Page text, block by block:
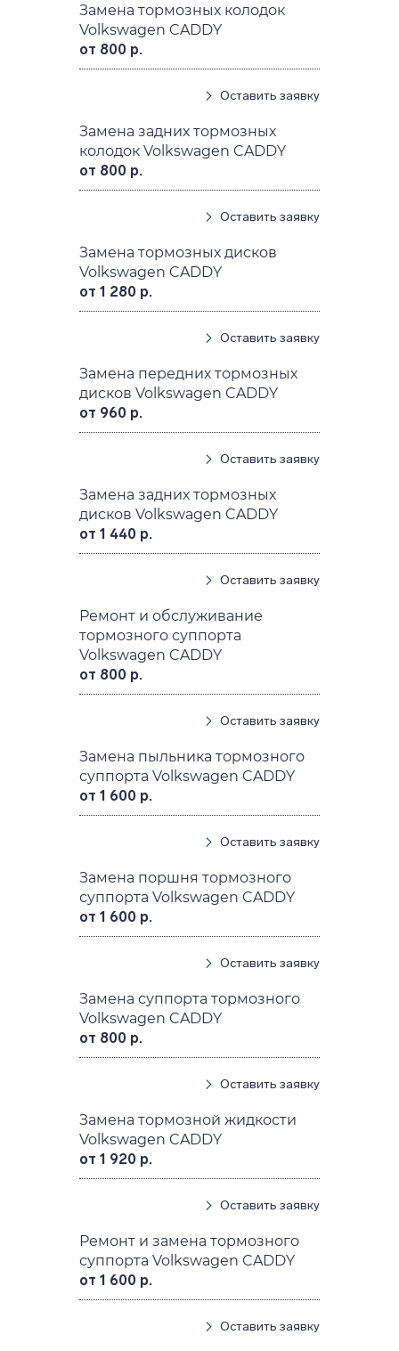
Замена тормозных колодок
Volkswagen CADDY
от 800 р.
Оставить заявку
Замена задних тормозных
колодок Volkswagen CADDY
от 800 р.
Оставить заявку
Замена тормозных дисков
Volkswagen CADDY
от 1 280 р.
Оставить заявку
Замена передних тормозных
дисков Volkswagen CADDY
от 960 р.
Оставить заявку
Замена задних тормозных
дисков Volkswagen CADDY
от 1 440 р.
Оставить заявку
Ремонт и обслуживание
тормозного суппорта
Volkswagen CADDY
от 800 р.
Оставить заявку
Замена пыльника тормозного
суппорта Volkswagen CADDY
от 1 600 р.
Оставить заявку
Замена поршня тормозного
суппорта Volkswagen CADDY
от 1 600 р.
Оставить заявку
Замена суппорта тормозного
Volkswagen CADDY
от 800 р.
Оставить заявку
Замена тормозной жидкости
Volkswagen CADDY
от 1 920 р.
Оставить заявку
Ремонт и замена тормозного
суппорта Volkswagen CADDY
от 1 600 р.
Оставить заявку